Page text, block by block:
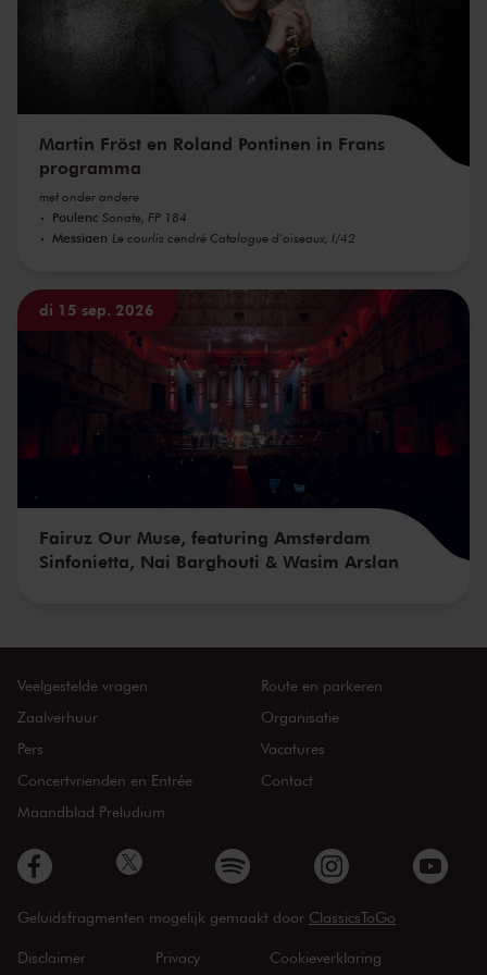
Martin Fröst en Roland Pontinen in Frans
programma
met onder andere
Poulenc Sonate, FP 184
Messiaen Le courlis cendré Catalogue d'oiseaux, I/42
di 15 sep. 2026
Fairuz Our Muse, featuring Amsterdam
Sinfonietta, Nai Barghouti & Wasim Arslan
Veelgestelde vragen
Zaalverhuur
Pers
Concertvrienden en Entrée
Maandblad Preludium
Route en parkeren
Organisatie
Vacatures
Contact
Geluidsfragmenten mogelijk gemaakt door ClassicsToGo
Disclaimer Privacy Cookieverklaring